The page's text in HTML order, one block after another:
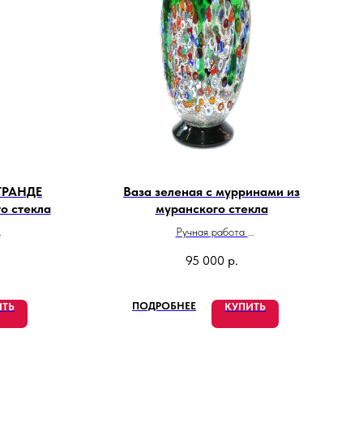
стекла
Ваза зеленая с мурринами из
муранского стекла
Ручная работа
Сделано в Италии
95 000 р.
ПОДРОБНЕЕ КУПИТЬ